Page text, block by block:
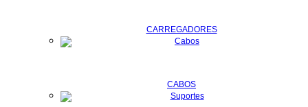
CARREGADORES
CABOS